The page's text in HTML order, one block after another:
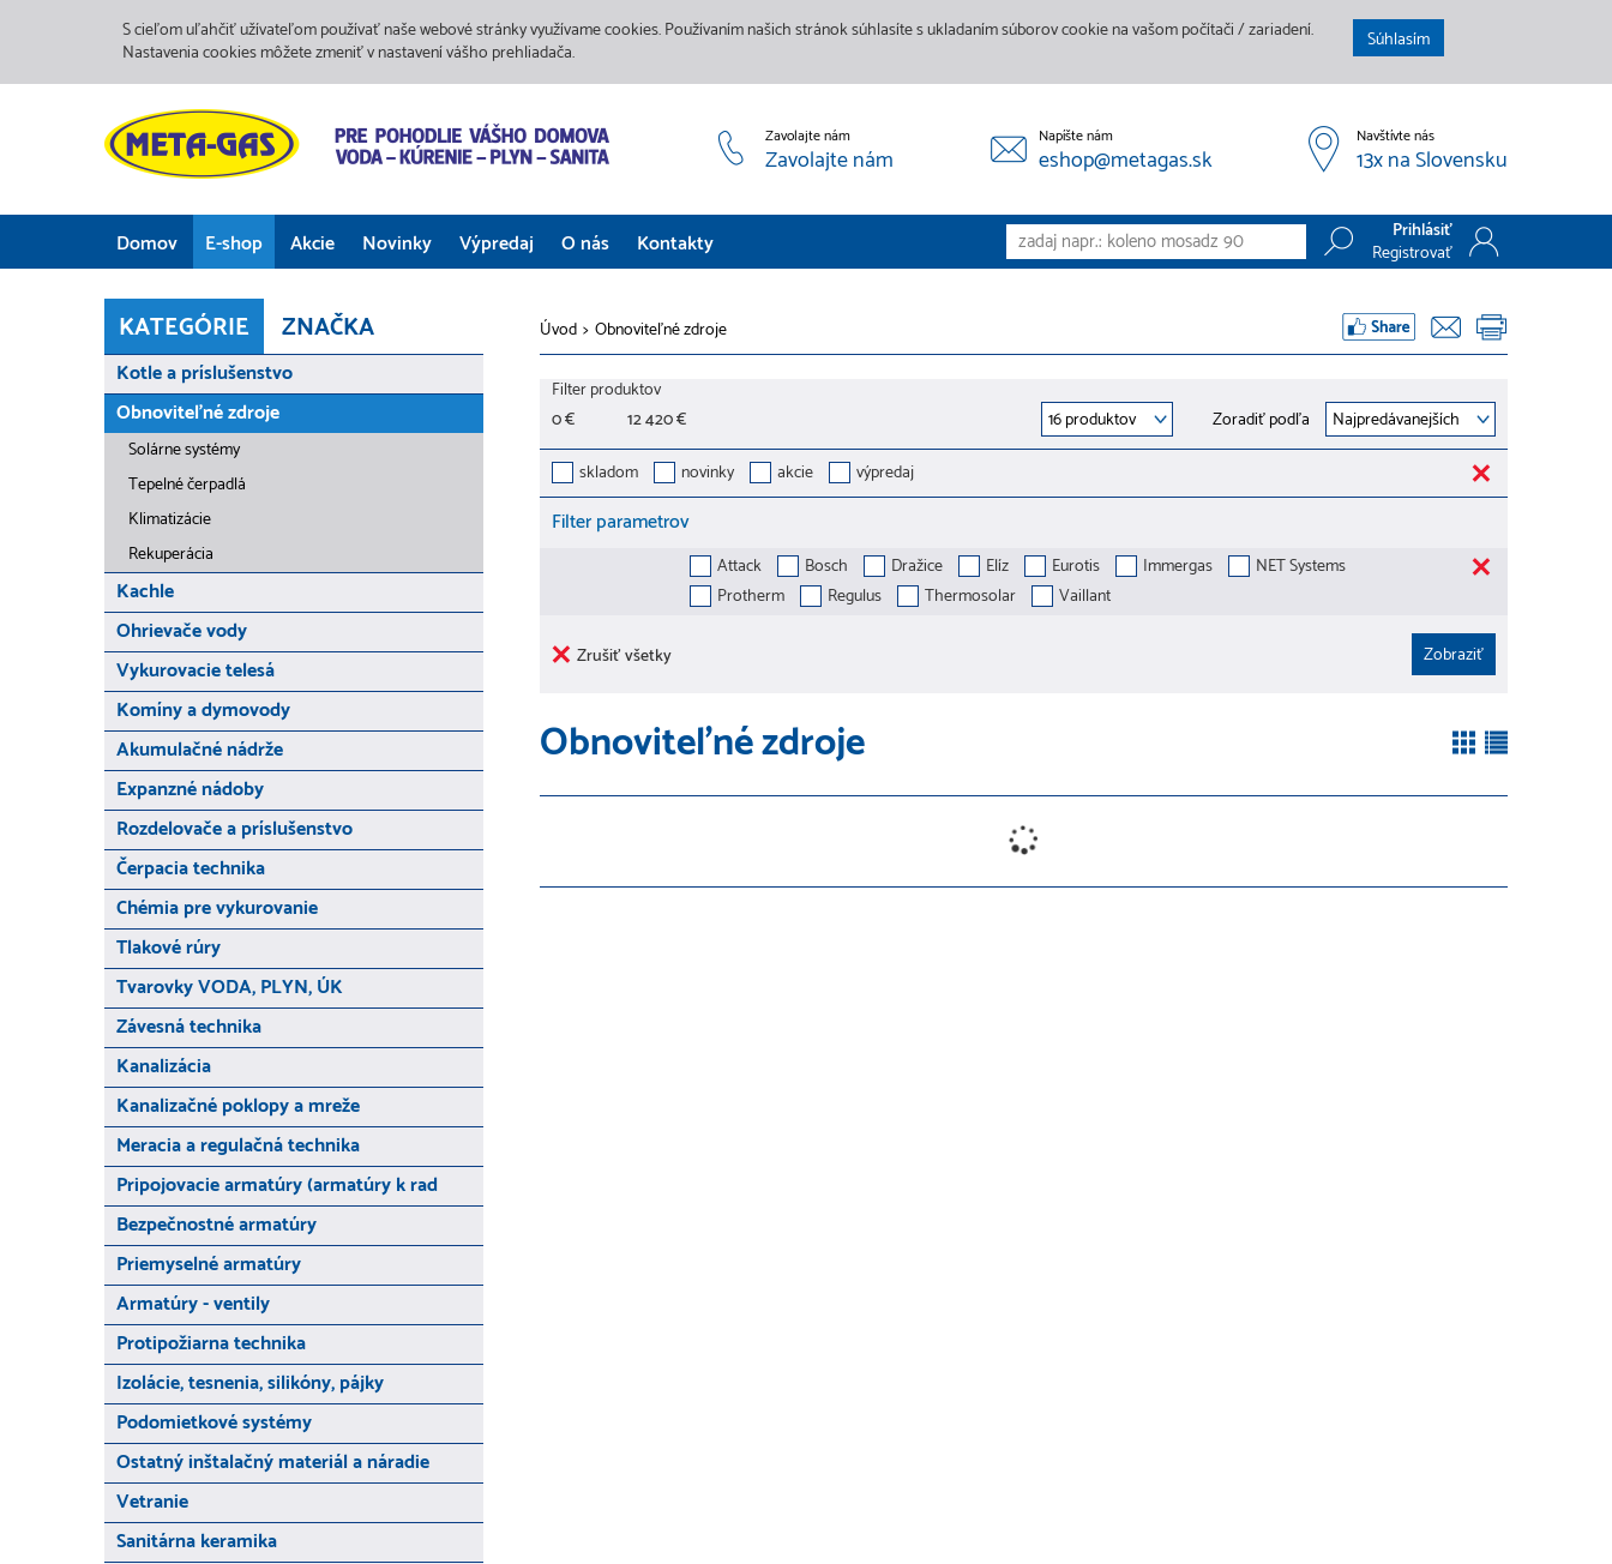
S cieľom uľahčiť užívateľom používať naše webové stránky využívame cookies. Používaním našich stránok súhlasíte s ukladaním súborov cookie na vašom počítači / zariadení.
Nastavenia cookies môžete zmeniť v nastavení vášho prehliadača.
Súhlasím
Zavolajte nám
Zavolajte nám
Napíšte nám
eshop@metagas.sk
Navštívte nás
13x na Slovensku
Domov E-shop Akcie Novinky Výpredaj O nás
Služby
Predajne
Galéria
Kontakty
Prihlásiť
Registrovať
Registrovať
KATEGÓRIE ZNAČKA
Kotle a príslušenstvo
Obnoviteľné zdroje
Solárne systémy
Tepelné čerpadlá
Klimatizácie
Rekuperácia
Kachle
Ohrievače vody
Vykurovacie telesá
Komíny a dymovody
Akumulačné nádrže
Expanzné nádoby
Rozdelovače a príslušenstvo
Čerpacia technika
Chémia pre vykurovanie
Tlakové rúry
Tvarovky VODA, PLYN, ÚK
Závesná technika
Kanalizácia
Kanalizačné poklopy a mreže
Meracia a regulačná technika
Pripojovacie armatúry (armatúry k rad
Bezpečnostné armatúry
Priemyselné armatúry
Armatúry - ventily
Protipožiarna technika
Izolácie, tesnenia, silikóny, pájky
Podomietkové systémy
Ostatný inštalačný materiál a náradie
Vetranie
Sanitárna keramika
Úvod > Obnoviteľné zdroje
Filter produktov
0 €
12 420 €
Zoradiť podľa
skladom
novinky akcie výpredaj
Filter parametrov
Attack Bosch Dražice Elíz Eurotis Immergas
NET Systems
Protherm
Regulus Thermosolar Vaillant
Zrušiť všetky
Obnoviteľné zdroje